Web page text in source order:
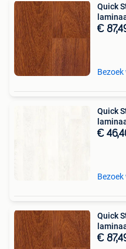
Quick
€
Quick
€
Quick
€